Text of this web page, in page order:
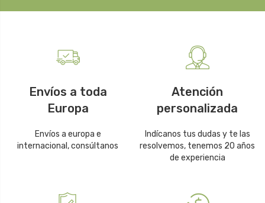
Envíos a toda
Europa
Envíos a europa e
internacional, consúltanos
Atención
personalizada
Indícanos tus dudas y te las
resolvemos, tenemos 20 años
de experiencia